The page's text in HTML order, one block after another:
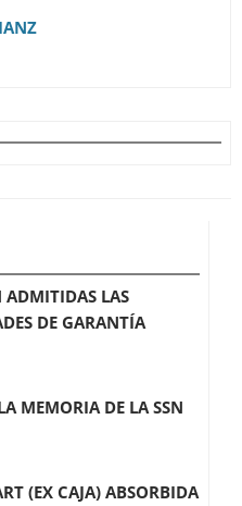
ADMITIDAS LAS
DE GARANTÍA
MEMORIA DE LA SSN
(EX CAJA) ABSORBIDA